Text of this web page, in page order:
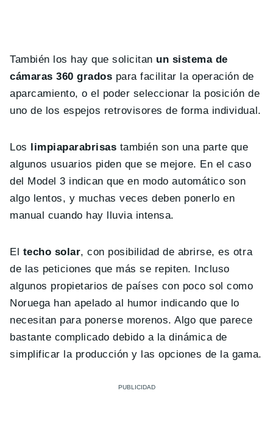
También los hay que solicitan un sistema de
cámaras 360 grados para facilitar la operación de
aparcamiento, o el poder seleccionar la posición de
uno de los espejos retrovisores de forma individual.
Los limpiaparabrisas también son una parte que
algunos usuarios piden que se mejore. En el caso
del Model 3 indican que en modo automático son
algo lentos, y muchas veces deben ponerlo en
manual cuando hay lluvia intensa.
El techo solar, con posibilidad de abrirse, es otra
de las peticiones que más se repiten. Incluso
algunos propietarios de países con poco sol como
Noruega han apelado al humor indicando que lo
necesitan para ponerse morenos. Algo que parece
bastante complicado debido a la dinámica de
simplificar la producción y las opciones de la gama.